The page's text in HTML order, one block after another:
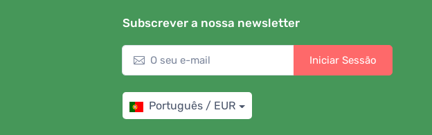
Subscrever a nossa newsletter
Iniciar Sessão
Português / EUR